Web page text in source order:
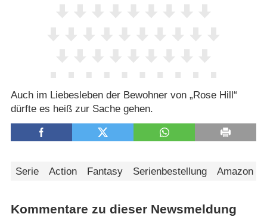
Auch im Liebesleben der Bewohner von „Rose Hill“
dürfte es heiß zur Sache gehen.
Serie Action Fantasy Serienbestellung Amazon
Kommentare zu dieser Newsmeldung